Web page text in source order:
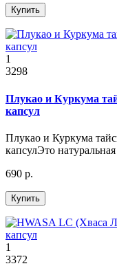
Купить
1
3298
Плукао и Куркума
капсул
Плукао и Куркума
капсулЭто
690 р.
Купить
1
3372